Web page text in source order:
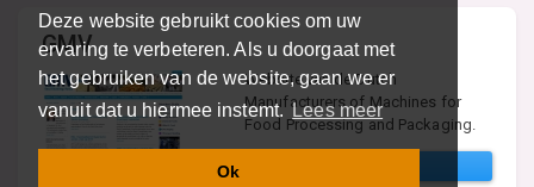
Deze website gebruikt cookies om uw
ervaring te verbeteren. Als u doorgaat met
het gebruiken van de website, gaan we er
vanuit dat u hiermee instemt. Lees meer
Ok
GMV
Website van de Dutch
Manufacturers of Machines for
Food Processing and Packaging.